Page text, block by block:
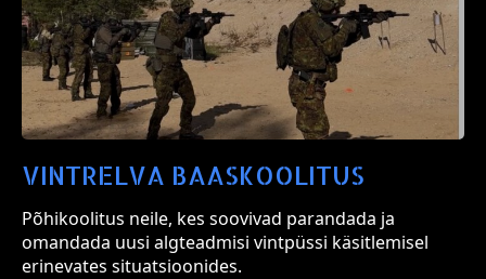
VINTRELVA BAASKOOLITUS
Põhikoolitus neile, kes soovivad parandada ja
omandada uusi algteadmisi vintpüssi käsitlemisel
erinevates situatsioonides.